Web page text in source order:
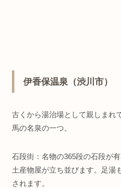
伊香保温泉（渋川市）
古くから湯治場として親しまれ
馬の名泉の一つ。
石段街：名物の365段の石段が
土産物屋が立ち並びます。足湯
されます。